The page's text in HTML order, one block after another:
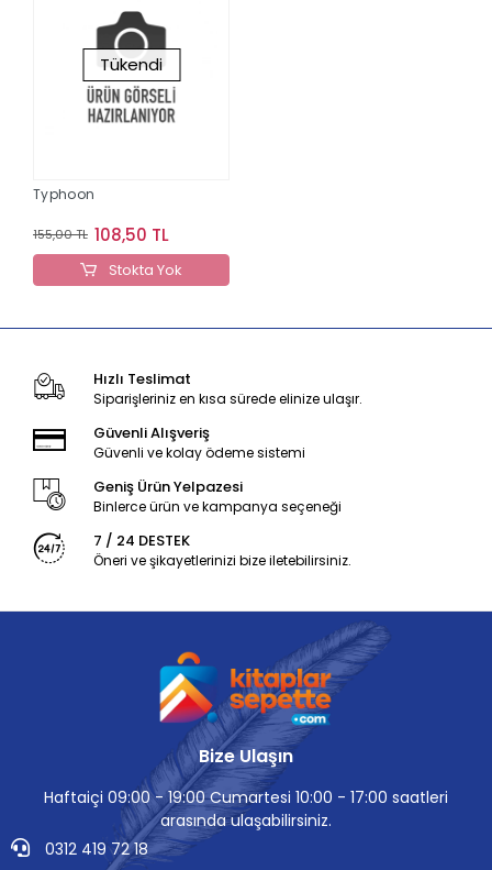
Tükendi
Typhoon
155,00 TL 108,50 TL
Stokta Yok
Hızlı Teslimat
Siparişleriniz en kısa sürede elinize ulaşır.
Güvenli Alışveriş
Güvenli ve kolay ödeme sistemi
Geniş Ürün Yelpazesi
Binlerce ürün ve kampanya seçeneği
7 / 24 DESTEK
Öneri ve şikayetlerinizi bize iletebilirsiniz.
Bize Ulaşın
Haftaiçi 09:00 - 19:00 Cumartesi 10:00 - 17:00 saatleri
arasında ulaşabilirsiniz.
0312 419 72 18